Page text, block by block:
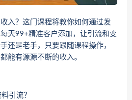
入？这门课程将教你如何通过发
天99+精准客户添加，让引流和变
还是老手，只要跟随课程操作，
能有源源不断的收入。
引流？